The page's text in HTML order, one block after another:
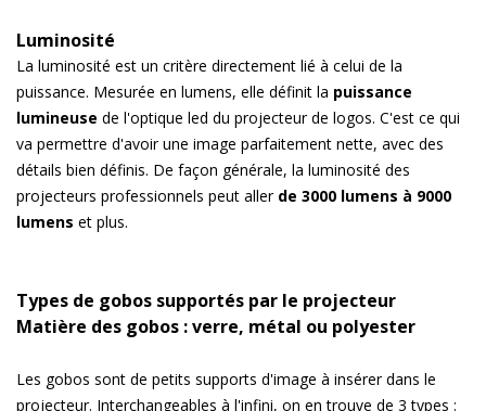
Luminosité
La luminosité est un critère directement lié à celui de la
puissance. Mesurée en lumens, elle définit la puissance
lumineuse de l'optique led du projecteur de logos. C'est ce qui
va permettre d'avoir une image parfaitement nette, avec des
détails bien définis. De façon générale, la luminosité des
projecteurs professionnels peut aller de 3000 lumens à 9000
lumens et plus.
Types de gobos supportés par le projecteur
Matière des gobos : verre, métal ou polyester
Les gobos sont de petits supports d'image à insérer dans le
projecteur. Interchangeables à l'infini, on en trouve de 3 types :